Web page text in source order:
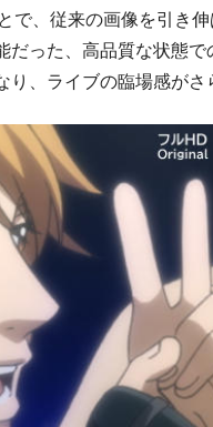
で、従来の画像を引き
だった、高品質な状態
り、ライブの臨場感がさ